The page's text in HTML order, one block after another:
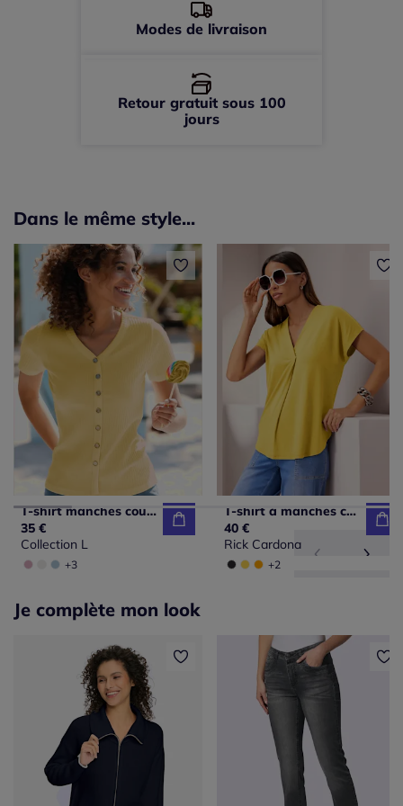
Modes de livraison
Retour gratuit sous 100
jours
Dans le même style...
T-shirt manches courtes encolure V qualité côtelée extensible
35 €
Collection L
+3
T-shirt à manches courtes avec encolure en V chevauchante
40 €
Rick Cardona
+2
Je complète mon look